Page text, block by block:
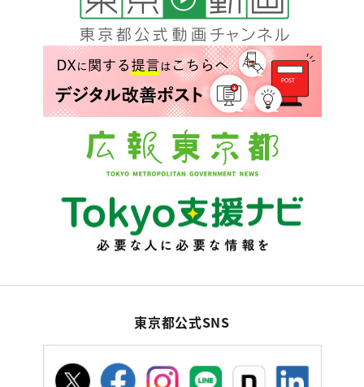
東京都公式SNS